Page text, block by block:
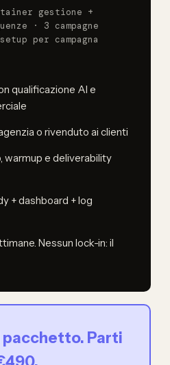
gestione +
· 3 campagne
per campagna
qualificazione AI e
o rivenduto ai clienti
warmup e deliverability
+ dashboard + log
Nessun lock-in: il
pacchetto. Parti